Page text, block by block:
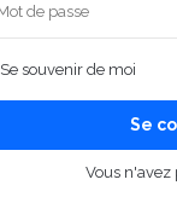
Se souvenir de moi
Se
Vous n'avez